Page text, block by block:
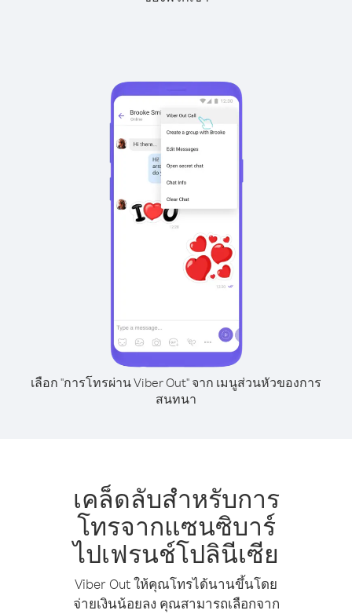
เลือก "การโทรผ่าน Viber Out" จาก เมนูส่วนหัวของการ
สนทนา
เคล็ดลับสำหรับการ
โทรจากแซนซิบาร์
ไปเฟรนช์โปลินีเซีย
Viber Out ให้คุณโทรได้นานขึ้นโดย
จ่ายเงินน้อยลง คุณสามารถเลือกจาก